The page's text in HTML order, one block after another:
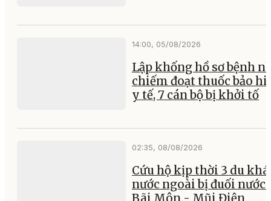
14:00, 05/08/2026
Lập khống hồ sơ bệnh
chiếm đoạt thuốc bảo
y tế, 7 cán bộ bị khởi tố
02:35, 08/08/2026
Cứu hộ kịp thời 3 du
nước ngoài bị đuối nước